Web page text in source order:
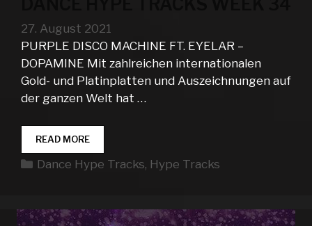
27. August 2021
PURPLE DISCO MACHINE FT. EYELAR –
DOPAMINE Mit zahlreichen internationalen
Gold- und Platinplatten und Auszeichnungen auf
der ganzen Welt hat …
READ MOREDANCE
HYPE
TRACKS
Kategorien
Dance Hype Tracks, Hype Tracks